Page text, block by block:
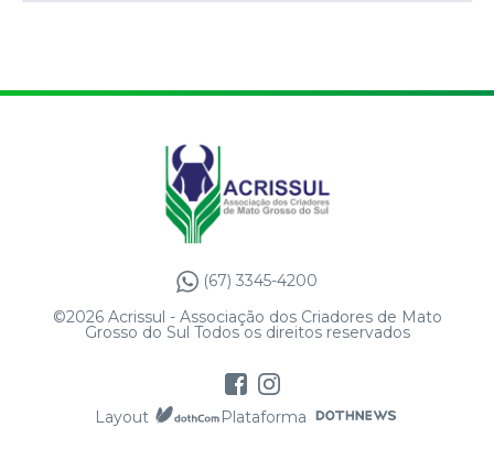
(67) 3345-4200
©2026 Acrissul - Associação dos Criadores de Mato
Grosso do Sul Todos os direitos reservados
Layout Plataforma